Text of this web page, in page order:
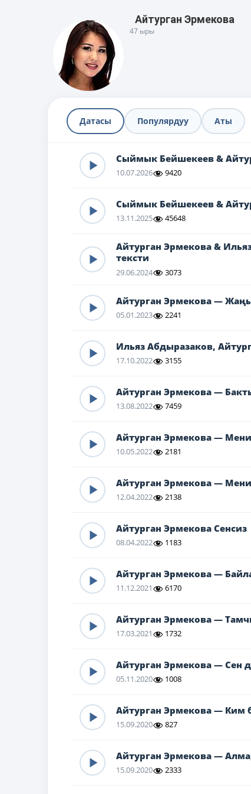
Айтурган Эрмекова
47 ыры
Датасы Популярдуу Аты
Сыймык Бейшекеев &
10.07.2026 9420
Сыймык Бейшекеев &
13.11.2025 45648
Айтурган Эрмекова &
тексти
29.06.2024 3073
Айтурган Эрмекова —
05.01.2023 2241
Ильяз Абдыразаков,
17.10.2022 3155
Айтурган Эрмекова —
13.08.2022 7459
Айтурган Эрмекова —
10.05.2022 2181
Айтурган Эрмекова —
12.04.2022 2138
Айтурган Эрмекова Сенсиз
08.04.2022 1183
Айтурган Эрмекова —
11.12.2021 6170
Айтурган Эрмекова —
17.03.2021 1732
Айтурган Эрмекова — Сен
05.11.2020 1008
Айтурган Эрмекова — Ким
15.09.2020 827
Айтурган Эрмекова —
15.09.2020 2333